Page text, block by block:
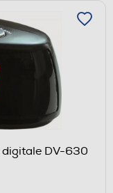
digitale DV-630